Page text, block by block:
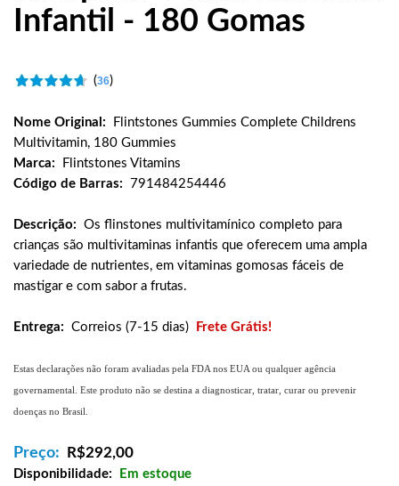
Infantil - 180 Gomas
(36)
Nome Original:
Flintstones Gummies Complete Childrens
Multivitamin, 180 Gummies
Marca:
Flintstones Vitamins
Código de Barras:
791484254446
Descrição: Os flinstones multivitamínico completo para
crianças são multivitaminas infantis que oferecem uma ampla
variedade de nutrientes, em vitaminas gomosas fáceis de
mastigar e com sabor a frutas.
Entrega: Correios (7-15 dias) Frete Grátis!
Estas declarações não foram avaliadas pela FDA nos EUA ou qualquer agência
governamental. Este produto não se destina a diagnosticar, tratar, curar ou prevenir
doenças no Brasil.
Preço: R$292,00
Disponibilidade: Em estoque